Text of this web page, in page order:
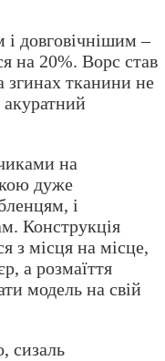
довговічнішим –
на 20%. Ворс став
тканини не
на
дуже
і
Конструкція
з місця на місце,
а розмаїття
модель на свій
сизаль